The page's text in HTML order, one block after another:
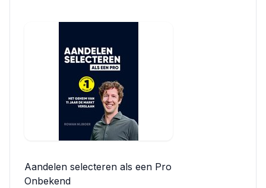
Aandelen selecteren als een Pro
Onbekend